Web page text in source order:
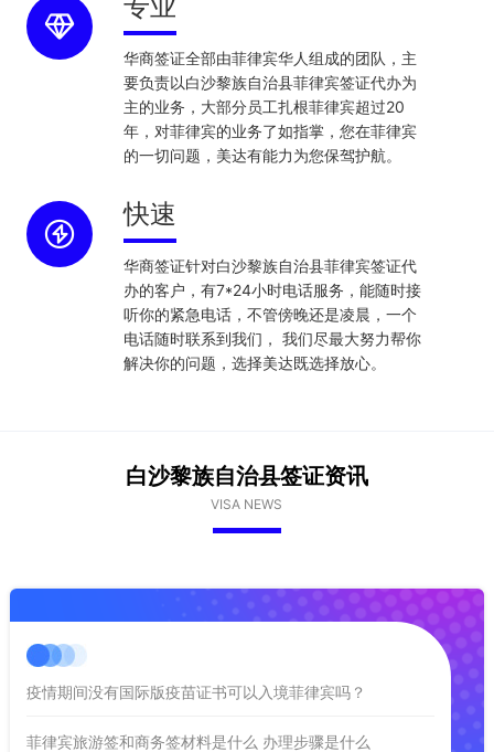
华商签证全部由菲律宾华人组成的团队，主
要负责以白沙黎族自治县菲律宾签证代办为
主的业务，大部分员工扎根菲律宾超过20
年，对菲律宾的业务了如指掌，您在菲律宾
的一切问题，美达有能力为您保驾护航。
快速
华商签证针对白沙黎族自治县菲律宾签证代
办的客户，有7*24小时电话服务，能随时接
听你的紧急电话，不管傍晚还是凌晨，一个
电话随时联系到我们， 我们尽最大努力帮你
解决你的问题，选择美达既选择放心。
白沙黎族自治县签证资讯
VISA NEWS
疫情期间没有国际版疫苗证书可以入境菲律宾吗？
菲律宾旅游签和商务签材料是什么 办理步骤是什么